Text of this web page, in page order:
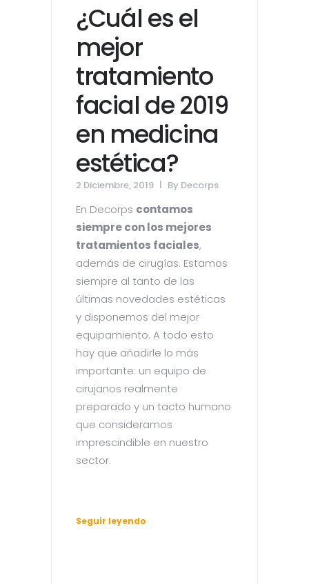
¿Cuál es el
mejor
tratamiento
facial de 2019
en medicina
estética?
2 Diciembre, 2019 By Decorps
En Decorps contamos
siempre con los mejores
tratamientos faciales,
además de cirugías. Estamos
siempre al tanto de las
últimas novedades estéticas
y disponemos del mejor
equipamiento. A todo esto
hay que añadirle lo más
importante: un equipo de
cirujanos realmente
preparado y un tacto humano
que consideramos
imprescindible en nuestro
sector.
Seguir leyendo